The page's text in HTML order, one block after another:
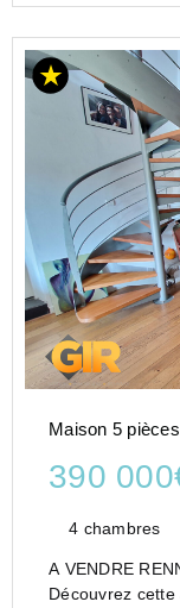
Maison 5
390
4 chambres
A VENDRE
Découvrez cette agréable